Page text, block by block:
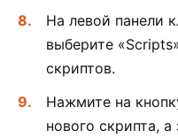
На левой панели
выберите
скриптов.
Нажмите на
нового скрипта,